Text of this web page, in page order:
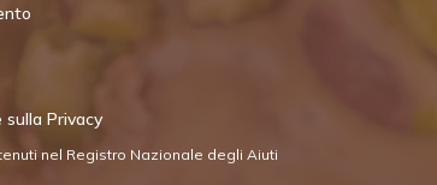
sulla Privacy
nel Registro Nazionale degli Aiuti